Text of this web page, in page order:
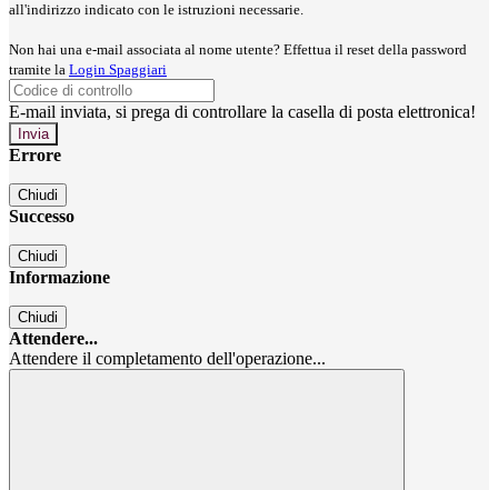
all'indirizzo indicato con le istruzioni necessarie.
Non hai una e-mail associata al nome utente? Effettua il reset della password
tramite la Login Spaggiari
E-mail inviata, si prega di controllare la casella di posta elettronica!
Errore
Chiudi
Successo
Chiudi
Informazione
Chiudi
Attendere...
Attendere il completamento dell'operazione...